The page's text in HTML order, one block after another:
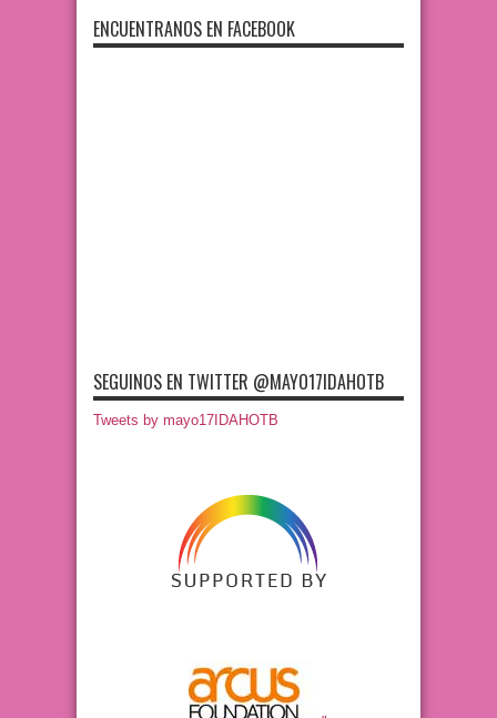
ENCUENTRANOS EN FACEBOOK
SEGUINOS EN TWITTER @MAYO17IDAHOTB
Tweets by mayo17IDAHOTB